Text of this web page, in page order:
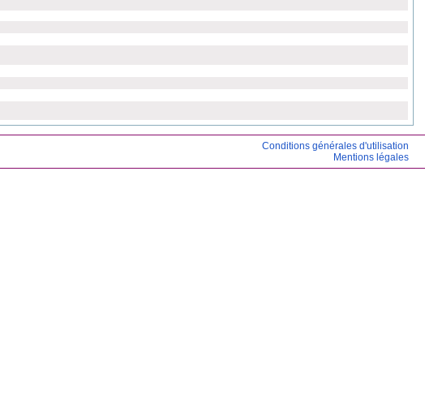
Conditions générales d'utilisation
Mentions légales